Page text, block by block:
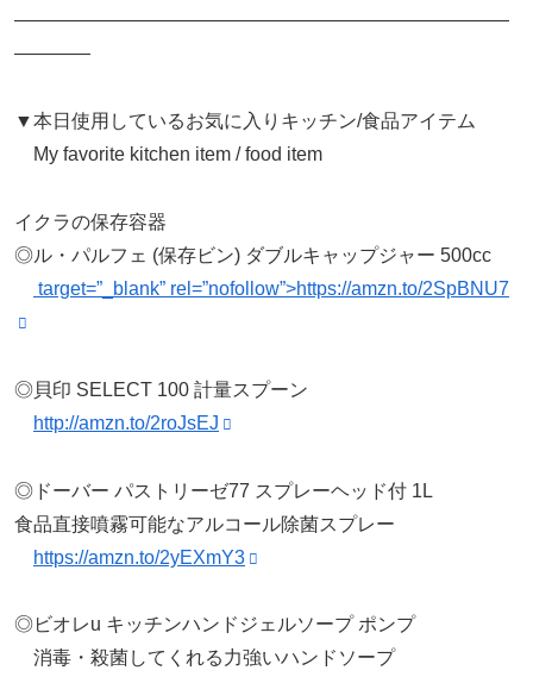
——————————————————————————
————
▼本日使用しているお気に入りキッチン/食品アイテム
My favorite kitchen item / food item
イクラの保存容器
◎ル・パルフェ (保存ビン) ダブルキャップジャー 500cc
target=”_blank” rel=”nofollow”>https://amzn.to/2SpBNU7
◎貝印 SELECT 100 計量スプーン
http://amzn.to/2roJsEJ
◎ドーバー パストリーゼ77 スプレーヘッド付 1L
食品直接噴霧可能なアルコール除菌スプレー
https://amzn.to/2yEXmY3
◎ビオレu キッチンハンドジェルソープ ポンプ
消毒・殺菌してくれる力強いハンドソープ